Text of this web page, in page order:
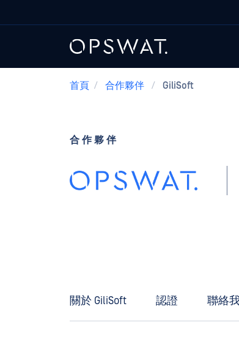
首頁 / 合作夥伴 / GiliSoft
合作夥伴
關於 GiliSoft 認證 聯絡